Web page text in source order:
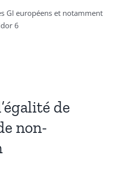
GI européens et notamment
6
de
non-